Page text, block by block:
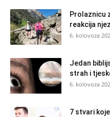
Prolaznicu
reakcija
6. kolovoza
Jedan
strah i
6. kolovoza
7 stvari